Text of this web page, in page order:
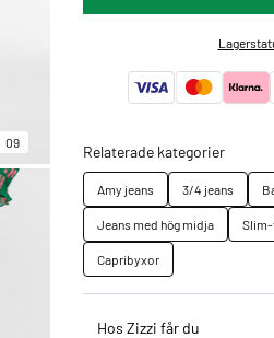
09 Relaterade kategorier
Amy jeans 3/4 jeans
Jeans med hög midja
Capribyxor
Hos Zizzi får du